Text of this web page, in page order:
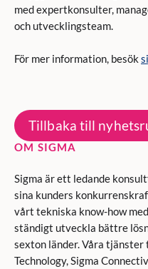
med expertkonsulter,
och utvecklingsteam.
För mer information, besök
Tillbaka till
OM SIGMA
Sigma är ett ledande
sina kunders
vårt tekniska know-how
ständigt utveckla bättre
sexton länder. Våra tjänster
Technology, Sigma